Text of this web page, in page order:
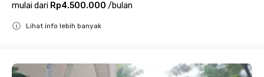
mulai dari Rp4.500.000 /bulan
Lihat info lebih banyak